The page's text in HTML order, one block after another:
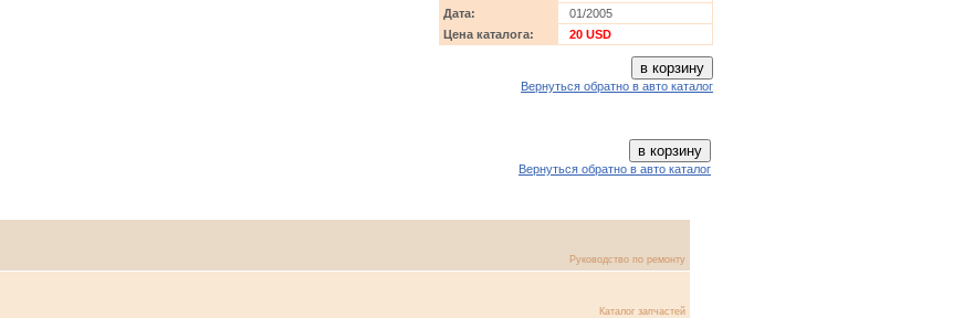
Дата:
01/2005
Цена каталога:
20 USD
Вернуться обратно в авто каталог
Вернуться обратно в авто каталог
Руководство по ремонту
Каталог запчастей